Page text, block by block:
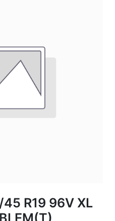
R19 96V XL